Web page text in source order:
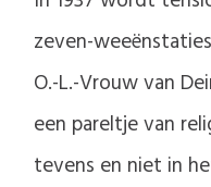
zeven-
O.-L.-Vrouw van
een pareltje van
tevens en niet in